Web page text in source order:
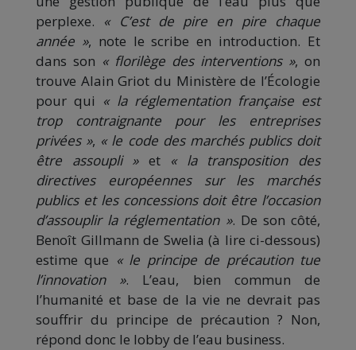
perplexe. « C’est de pire en pire chaque
année », note le scribe en introduction. Et
dans son « florilège des interventions », on
trouve Alain Griot du Ministère de l’Écologie
pour qui « la réglementation française est
trop contraignante pour les entreprises
privées », « le code des marchés publics doit
être assoupli »et « la transposition des
directives européennes sur les marchés
publics et les concessions doit être l’occasion
d’assouplir la réglementation ». De son côté,
Benoît Gillmann de Swelia (à lire ci-dessous)
estime que « le principe de précaution tue
l’innovation ». L’eau, bien commun de
l’humanité et base de la vie ne devrait pas
souffrir du principe de précaution ? Non,
répond donc le lobby de l’eau business.